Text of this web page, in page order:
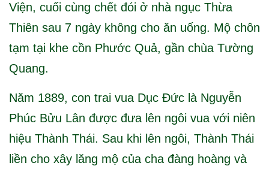
Viện, cuối cùng chết đói ở nhà ngục Thừa
Thiên sau 7 ngày không cho ăn uống. Mộ chôn
tạm tại khe cồn Phước Quả, gần chùa Tường
Quang.
Năm 1889, con trai vua Dục Đức là Nguyễn
Phúc Bửu Lân được đưa lên ngôi vua với niên
hiệu Thành Thái. Sau khi lên ngôi, Thành Thái
liền cho xây lăng mộ của cha đàng hoàng và